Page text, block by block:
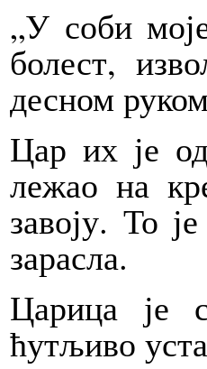
„У соби
болест,
десном
Цар их је
лежао на
завоју. То
зарасла.
Царица је
ћутљиво